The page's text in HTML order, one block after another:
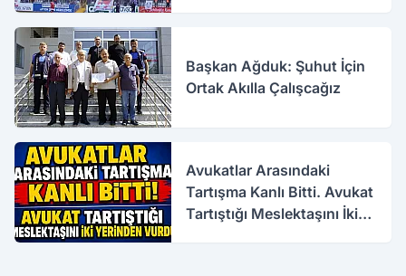
Başkan Ağduk: Şuhut İçin
Ortak Akılla Çalışcağız
Avukatlar Arasındaki
Tartışma Kanlı Bitti. Avukat
Tartıştığı Meslektaşını İki